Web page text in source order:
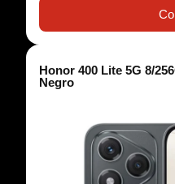
Honor 400 Lite 5G 8/
Negro